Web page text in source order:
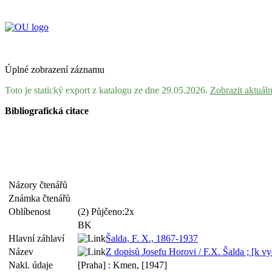
Úplné zobrazení záznamu
Toto je statický export z katalogu ze dne 29.05.2026. Zobrazit
Bibliografická citace
Názory čtenářů
Známka čtenářů
Oblíbenost
(2) Půjčeno:2x
BK
Hlavní záhlaví
Šalda, F. X., 1867-1937
Název
Z dopisů Josefu Horovi / F.X. Šalda ; [k
Nakl. údaje
[Praha] : Kmen, [1947]